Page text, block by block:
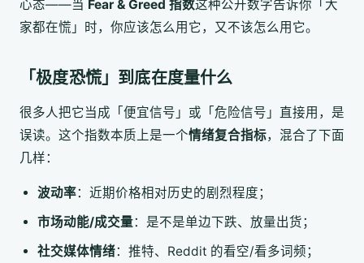
心态——当 Fear & Greed 指数这种公开数字告诉你「大
家都在慌」时，你应该怎么用它，又不该怎么用它。
「极度恐慌」到底在度量什么
很多人把它当成「便宜信号」或「危险信号」直接用，是
误读。这个指数本质上是一个情绪复合指标，混合了下面
几样：
波动率：近期价格相对历史的剧烈程度；
市场动能/成交量：是不是单边下跌、放量出货；
社交媒体情绪：推特、Reddit 的看空/看多词频；